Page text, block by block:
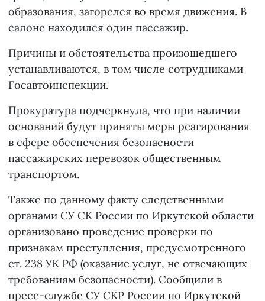
образования, загорелся во время движения. В
салоне находился один пассажир.
Причины и обстоятельства произошедшего
устанавливаются, в том числе сотрудниками
Госавтоинспекции.
Прокуратура подчеркнула, что при наличии
оснований будут приняты меры реагирования
в сфере обеспечения безопасности
пассажирских перевозок общественным
транспортом.
Также по данному факту следственными
органами СУ СК России по Иркутской области
организовано проведение проверки по
признакам преступления, предусмотренного
ст. 238 УК РФ (оказание услуг, не отвечающих
требованиям безопасности). Сообщили в
пресс-службе СУ СКР России по Иркутской